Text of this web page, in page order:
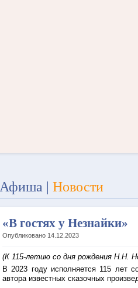
Афиша | Новости
«В гостях у Незнайки»
Опубликовано 14.12.2023
(К 115-летию со дня рождения Н.Н.
В 2023 году исполняется 115 лет
автора известных сказочных